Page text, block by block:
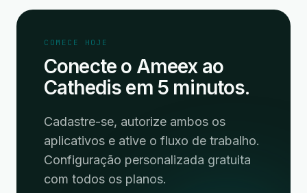
COMECE HOJE
Conecte o Ameex ao
Cathedis em 5 minutos.
Cadastre-se, autorize ambos os
aplicativos e ative o fluxo de trabalho.
Configuração personalizada gratuita
com todos os planos.